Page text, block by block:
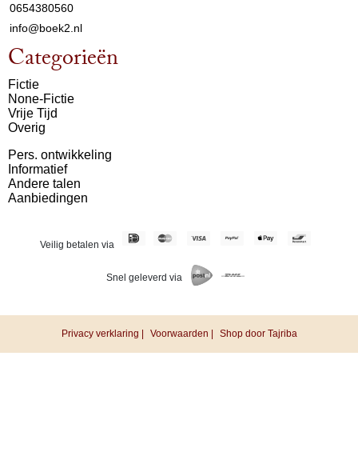
0654380560
info@boek2.nl
Categorieën
Fictie
None-Fictie
Vrije Tijd
Overig
Pers. ontwikkeling
Informatief
Andere talen
Aanbiedingen
Veilig betalen via
Snel geleverd via
Privacy verklaring | Voorwaarden | Shop door Tajriba